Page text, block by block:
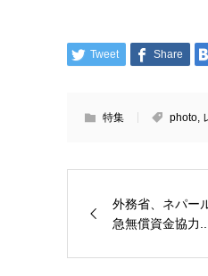
Tweet Share
特集 photo,
外務省、ネパー
急無償資金協力